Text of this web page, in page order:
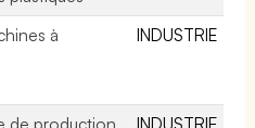
à
INDUSTRIE
de production
INDUSTRIE